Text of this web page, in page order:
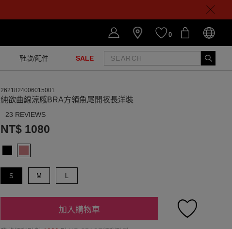
0
鞋款/配件 SALE
2621824006015001
純欲曲線涼感BRA方領魚尾開衩長洋裝
23 REVIEWS
NT$ 1080
S M L
加入購物車